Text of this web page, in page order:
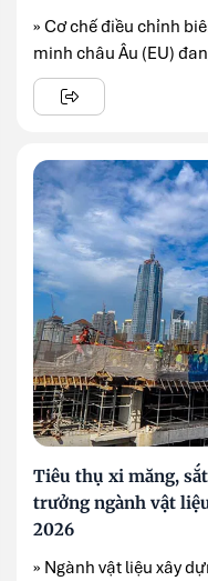
» Cơ chế điều chỉnh
minh châu Âu (EU)
Tiêu thụ xi măng,
trưởng ngành vật
2026
» Ngành vật liệu xây